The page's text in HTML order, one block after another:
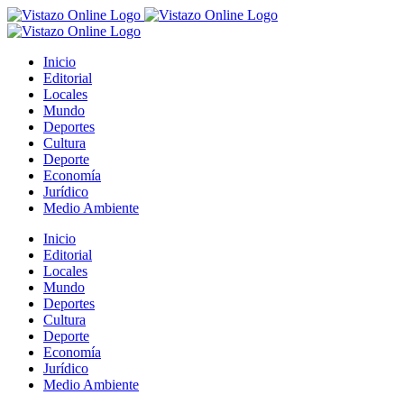
Saltar
al
Inicio
Editorial
Locales
Mundo
Deportes
Cultura
Deporte
Economía
Jurídico
Medio Ambiente
Inicio
Editorial
Locales
Mundo
Deportes
Cultura
Deporte
Economía
Jurídico
Medio Ambiente